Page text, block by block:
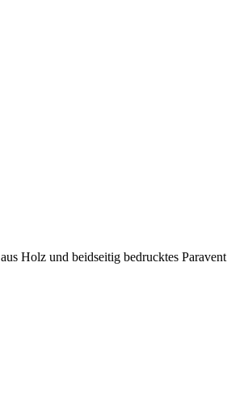
Holz und beidseitig bedrucktes Paravent